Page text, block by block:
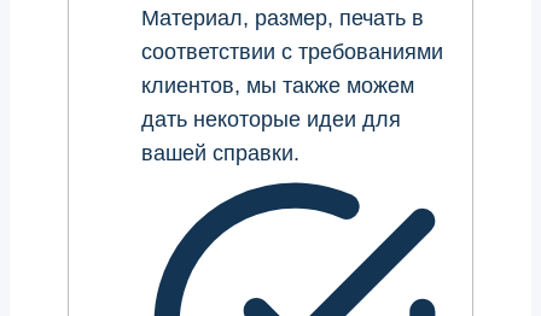
Материал, размер, печать в
соответствии с требованиями
клиентов, мы также можем
дать некоторые идеи для
вашей справки.